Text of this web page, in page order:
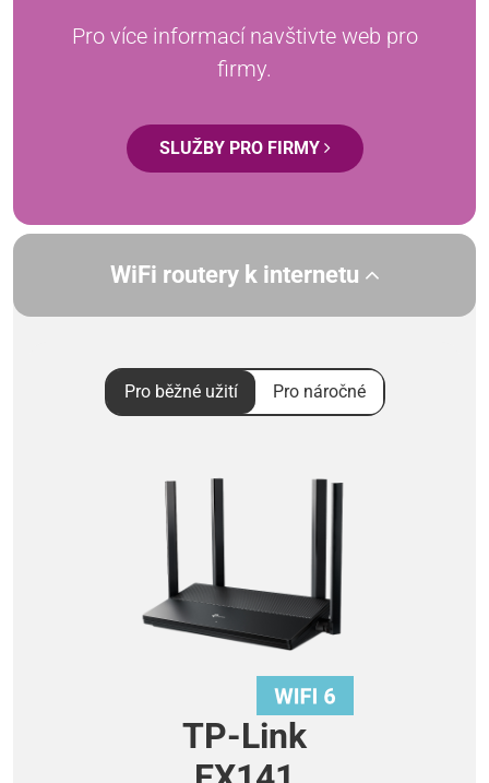
Pro více informací navštivte web pro
firmy.
SLUŽBY PRO FIRMY
WiFi routery k internetu
Pro běžné užití Pro náročné
TP-Link